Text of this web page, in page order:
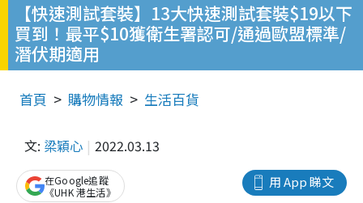
【快速測試套裝】13大快速測試套裝$19以下
買到！最平$10獲衛生署認可/通過歐盟標準/
潛伏期適用
首頁 購物情報 生活百貨
文: 梁穎心 2022.03.13
用 App 睇文
在Google追蹤
《UHK 港生活》